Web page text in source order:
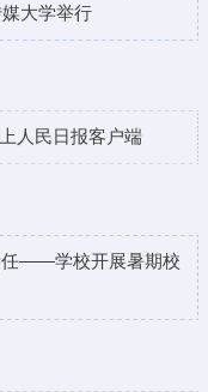
大学举行
人民日报客户端
任——学校开展暑期校